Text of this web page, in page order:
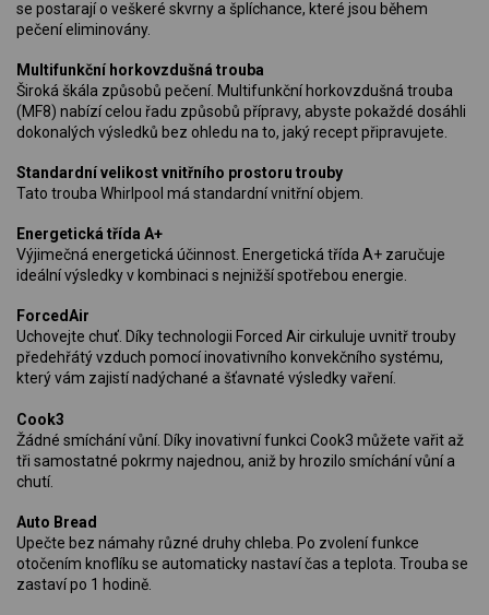
se postarají o veškeré skvrny a šplíchance, které jsou během
pečení eliminovány.
Multifunkční horkovzdušná trouba
Široká škála způsobů pečení. Multifunkční horkovzdušná trouba
(MF8) nabízí celou řadu způsobů přípravy, abyste pokaždé dosáhli
dokonalých výsledků bez ohledu na to, jaký recept připravujete.
Standardní velikost vnitřního prostoru trouby
Tato trouba Whirlpool má standardní vnitřní objem.
Energetická třída A+
Výjimečná energetická účinnost. Energetická třída A+ zaručuje
ideální výsledky v kombinaci s nejnižší spotřebou energie.
ForcedAir
Uchovejte chuť. Díky technologii Forced Air cirkuluje uvnitř trouby
předehřátý vzduch pomocí inovativního konvekčního systému,
který vám zajistí nadýchané a šťavnaté výsledky vaření.
Cook3
Žádné smíchání vůní. Díky inovativní funkci Cook3 můžete vařit až
tři samostatné pokrmy najednou, aniž by hrozilo smíchání vůní a
chutí.
Auto Bread
Upečte bez námahy různé druhy chleba. Po zvolení funkce
otočením knoflíku se automaticky nastaví čas a teplota. Trouba se
zastaví po 1 hodině.